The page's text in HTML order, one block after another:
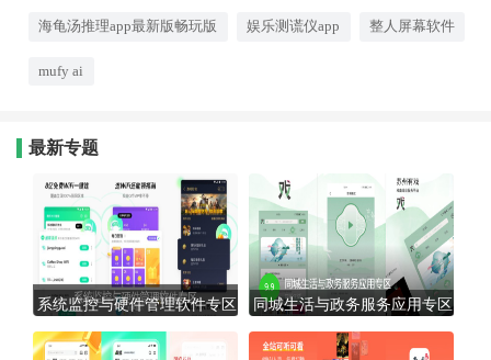
海龟汤推理app最新版畅玩版 娱乐测谎仪app 整人屏幕软件
mufy ai
最新专题
系统监控与硬件管理软件专区 同城生活与政务服务应用专区